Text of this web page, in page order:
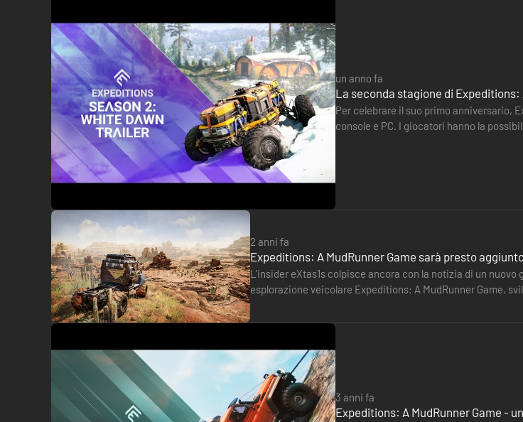
Expeditions: A MudRunner Game si sviluppa sulla base dei precedenti simulatori di guida fuoristrada
sentire come se stessi davvero guidando nel cuore della natura selvaggia. Che tu abbia esperienza
Il successo dipende dalla preparazione. Pianifica le tue missioni con attenzione e ingaggia una
detector puoi esaminare il tuo itinerario e individuare i punti di interesse. Investi i profitti derivanti
un anno fa
La seconda stagione di Expeditions:
Per celebrare il suo primo anniversario,
console e PC. I giocatori hanno la
2 anni fa
Expeditions: A MudRunner Game sarà presto
L'insider eXtas1s colpisce ancora con la notizia di un
esplorazione veicolare Expeditions: A MudRunner Game,
3 anni fa
Expeditions: A MudRunner Game -